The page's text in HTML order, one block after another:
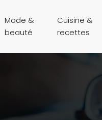
Mode &
beauté
Cuisine &
recettes